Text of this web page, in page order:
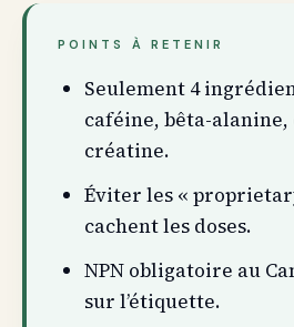
POINTS À RETENIR
Seulement 4
caféine, bêta-
créatine.
Éviter les «
cachent les doses.
NPN obligatoire au
sur l’étiquette.